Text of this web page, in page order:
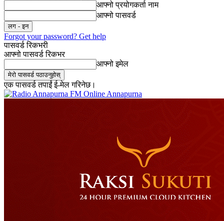
आफ्नो प्रयोगकर्ता नाम
आफ्नो पासवर्ड
Forgot your password? Get help
पासवर्ड रिकभरी
आफ्नो पासवर्ड रिकभर
आफ्नो इमेल
एक पासवर्ड तपाईं ई-मेल गरिनेछ।
Online Annapurna